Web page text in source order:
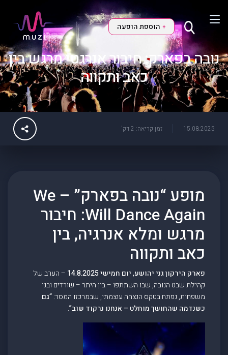
+ הוספת הופעה
נובה בפארק: חיבור אנרגטי מרגש בין
כאב ותקווה
15.08.2025 זמן קריאה: 2 דק'
מופע “נובה בפארק” – We
Will Dance Again: חיבור
מרגש ומלא אנרגיה, בין
כאב ותקווה
פארק הירקון גני יהושע, יום חמישי 14.8.2025
– הערב של
קהילת שבט הנובה, שבו השתתפו – בין היתר – שורדים ובני
משפחות, נפתח בטקס הנצחה עוצמתי, שבמרכזו המסר:“גם
כשנדמה שהחושך מוחלט – אנחנו נרקוד שוב”.